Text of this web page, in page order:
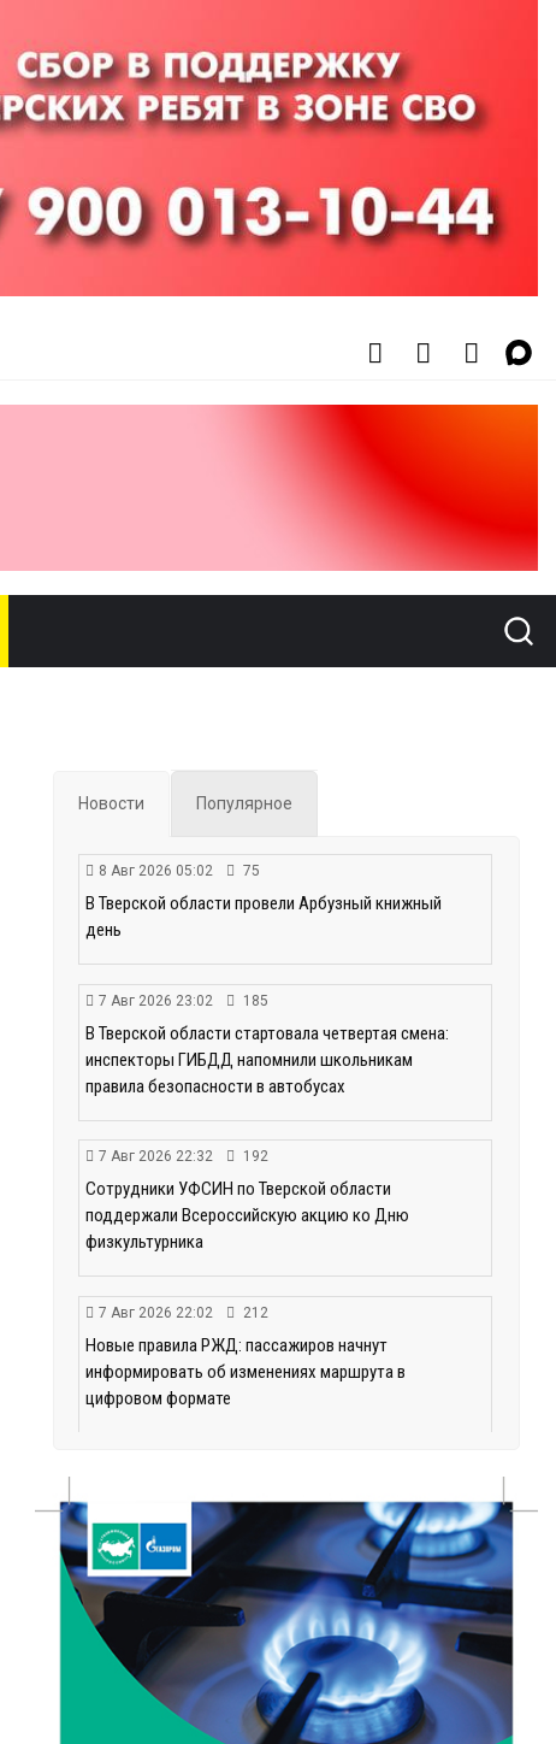
Новости Популярное
8 Авг 2026 05:02 75
В Тверской области провели Арбузный книжный
день
7 Авг 2026 23:02 185
В Тверской области стартовала четвертая смена:
инспекторы ГИБДД напомнили школьникам
правила безопасности в автобусах
7 Авг 2026 22:32 192
Сотрудники УФСИН по Тверской области
поддержали Всероссийскую акцию ко Дню
физкультурника
7 Авг 2026 22:02 212
Новые правила РЖД: пассажиров начнут
информировать об изменениях маршрута в
цифровом формате
Социальный фонд РФ представил актуальные
данные о численности пенсионеров
7 Авг 2026 20:02 247
Как питаться, чтобы мозг работал лучше:
рекомендации фитнес ‑ специалиста Александра
Семина